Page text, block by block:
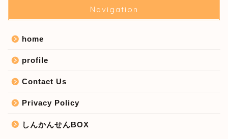
Navigation
home
profile
Contact Us
Privacy Policy
しんかんせんBOX